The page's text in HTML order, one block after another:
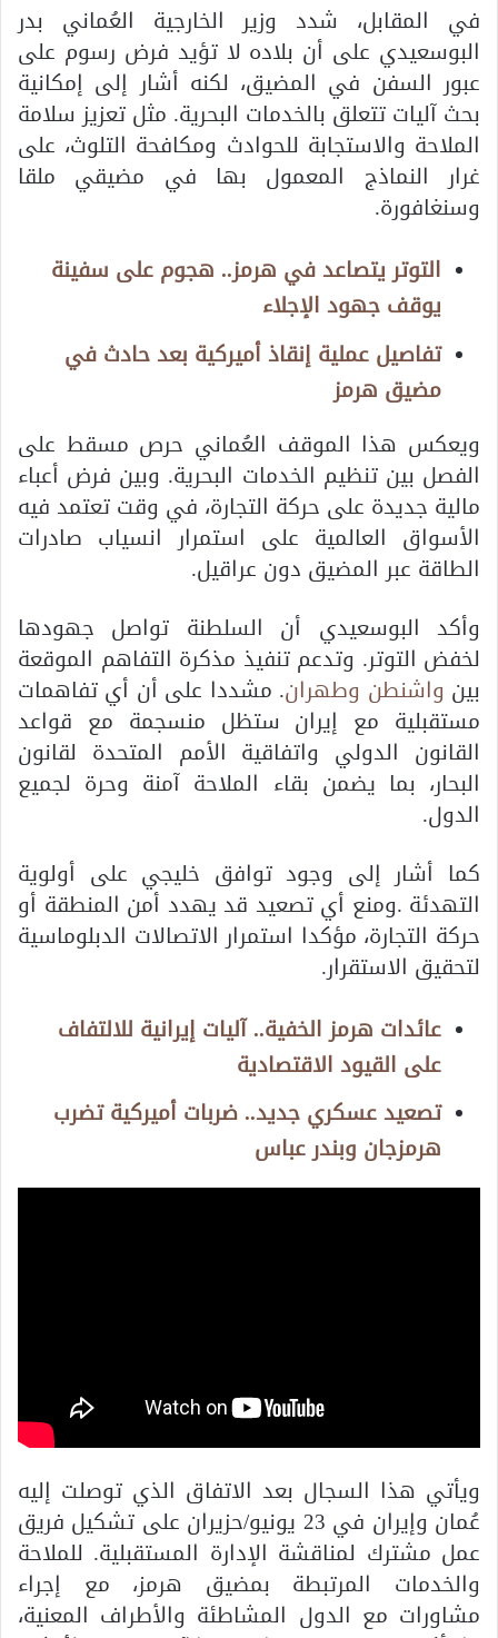
في المقابل، شدد وزير الخارجية العُماني بدر
البوسعيدي على أن بلاده لا تؤيد فرض رسوم على
عبور السفن في المضيق، لكنه أشار إلى إمكانية
بحث آليات تتعلق بالخدمات البحرية. مثل تعزيز سلامة
الملاحة والاستجابة للحوادث ومكافحة التلوث، على
غرار النماذج المعمول بها في مضيقي ملقا
وسنغافورة.
التوتر يتصاعد في هرمز.. هجوم على سفينة
يوقف جهود الإجلاء
تفاصيل عملية إنقاذ أميركية بعد حادث في
مضيق هرمز
ويعكس هذا الموقف العُماني حرص مسقط على
الفصل بين تنظيم الخدمات البحرية. وبين فرض أعباء
مالية جديدة على حركة التجارة، في وقت تعتمد فيه
الأسواق العالمية على استمرار انسياب صادرات
الطاقة عبر المضيق دون عراقيل.
وأكد البوسعيدي أن السلطنة تواصل جهودها
لخفض التوتر. وتدعم تنفيذ مذكرة التفاهم الموقعة
بين واشنطن وطهران. مشددا على أن أي تفاهمات
مستقبلية مع إيران ستظل منسجمة مع قواعد
القانون الدولي واتفاقية الأمم المتحدة لقانون
البحار، بما يضمن بقاء الملاحة آمنة وحرة لجميع
الدول.
كما أشار إلى وجود توافق خليجي على أولوية
التهدئة .ومنع أي تصعيد قد يهدد أمن المنطقة أو
حركة التجارة، مؤكدا استمرار الاتصالات الدبلوماسية
لتحقيق الاستقرار.
عائدات هرمز الخفية.. آليات إيرانية للالتفاف
على القيود الاقتصادية
تصعيد عسكري جديد.. ضربات أميركية تضرب
هرمزجان وبندر عباس
ويأتي هذا السجال بعد الاتفاق الذي توصلت إليه
عُمان وإيران في 23 يونيو/حزيران على تشكيل فريق
عمل مشترك لمناقشة الإدارة المستقبلية. للملاحة
والخدمات المرتبطة بمضيق هرمز، مع إجراء
مشاورات مع الدول المشاطئة والأطراف المعنية،